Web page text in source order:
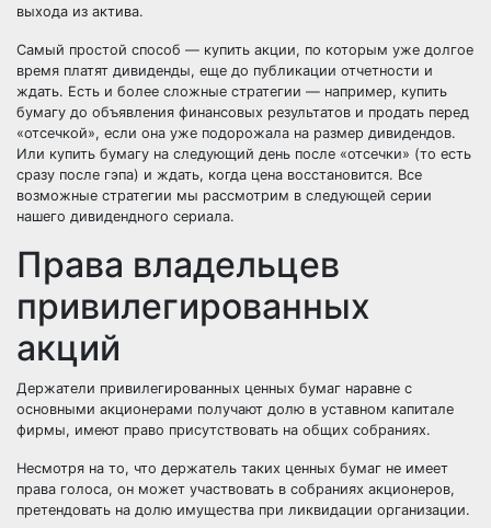
выхода из актива.
Самый простой способ — купить акции, по которым уже долгое
время платят дивиденды, еще до публикации отчетности и
ждать. Есть и более сложные стратегии — например, купить
бумагу до объявления финансовых результатов и продать перед
«отсечкой», если она уже подорожала на размер дивидендов.
Или купить бумагу на следующий день после «отсечки» (то есть
сразу после гэпа) и ждать, когда цена восстановится. Все
возможные стратегии мы рассмотрим в следующей серии
нашего дивидендного сериала.
Права владельцев
привилегированных
акций
Держатели привилегированных ценных бумаг наравне с
основными акционерами получают долю в уставном капитале
фирмы, имеют право присутствовать на общих собраниях.
Несмотря на то, что держатель таких ценных бумаг не имеет
права голоса, он может участвовать в собраниях акционеров,
претендовать на долю имущества при ликвидации организации.